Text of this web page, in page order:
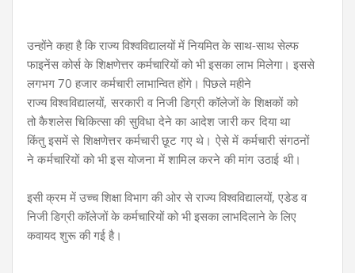
उन्होंने कहा है कि राज्य विश्वविद्यालयों में नियमित के साथ-साथ सेल्फ
फाइनेंस कोर्स के शिक्षणेत्तर कर्मचारियों को भी इसका लाभ मिलेगा। इससे
लगभग 70 हजार कर्मचारी लाभान्वित होंगे। पिछले महीने
राज्यविश्वविद्यालयों, सरकारी व निजी डिग्री कॉलेजों के शिक्षकों को
तोकैशलेस चिकित्सा की सुविधा देनेका आदेश जारी कर दिया था
किंतु इसमें से शिक्षणेत्तर कर्मचारी छूट गए थे। ऐसे में कर्मचारी संगठनों
नेकर्मचारियों को भी इस योजना मेंशामिल करने की मांग उठाई थी।
इसी क्रम में उच्च शिक्षा विभाग की ओर से राज्य विश्वविद्यालयों, एडेड व
निजी डिग्री कॉलेजों के कर्मचारियों को भी इसका लाभदिलाने के लिए
कवायद शुरू की गई है।